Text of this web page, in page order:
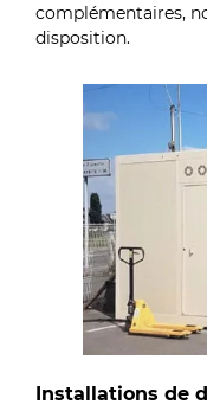
complémentaires,
disposition.
Installations de